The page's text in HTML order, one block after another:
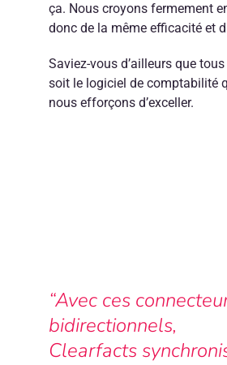
ça. Nous croyons fermement
donc de la même efficacité et
Saviez-vous d’ailleurs que
soit le logiciel de comptabilité
nous efforçons d’exceller.
“Avec ces
bidirectionnels,
Clearfacts